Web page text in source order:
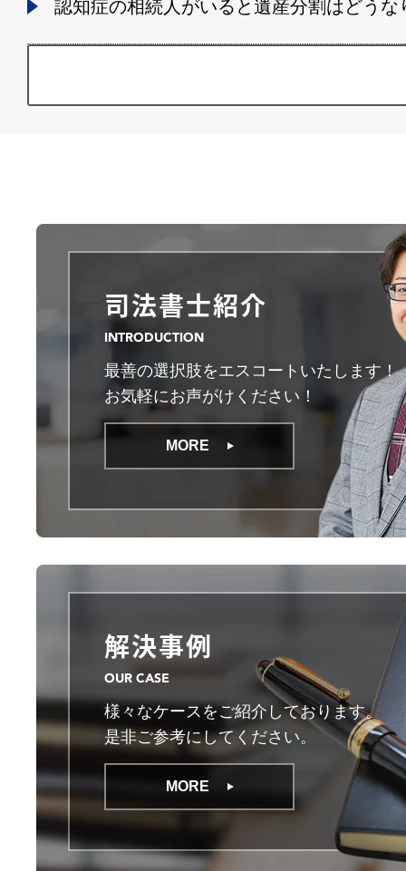
認知症の相続人がいると遺産分割はどうな
司法書士紹介
INTRODUCTION
最善の選択肢をエスコートいたします！
お気軽にお声がけください！
MORE
解決事例
OUR CASE
様々なケースをご紹介しております。
是非ご参考にしてください。
MORE